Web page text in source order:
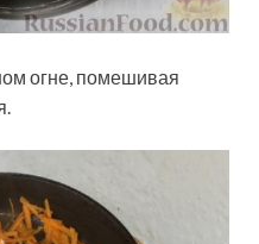
огне, помешивая